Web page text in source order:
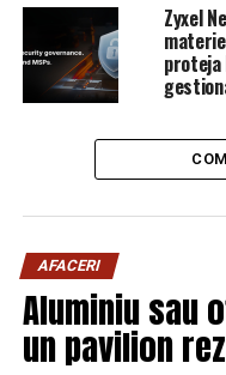
Liviu Dragnea anunță
pe care vrea să îi dea
de AZI
Zyxel
proteja
AFACERI
Aluminiu sau
un pavilion